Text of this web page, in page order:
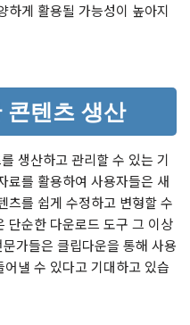
하게 활용될 가능성이 높아지
콘텐츠 생산
생산하고 관리할 수 있는 기
료를 활용하여 사용자들은 새
츠를 쉽게 수정하고 변형할 수
단순한 다운로드 도구 그 이상
가들은 클립다운을 통해 사용
낼 수 있다고 기대하고 있습